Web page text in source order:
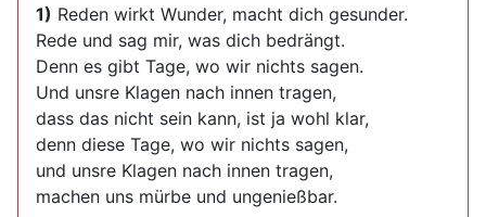
1) Reden wirkt Wunder, macht dich gesunder.
Rede und sag mir, was dich bedrängt.
Denn es gibt Tage, wo wir nichts sagen.
Und unsre Klagen nach innen tragen,
dass das nicht sein kann, ist ja wohl klar,
denn diese Tage, wo wir nichts sagen,
und unsre Klagen nach innen tragen,
machen uns mürbe und ungenießbar.